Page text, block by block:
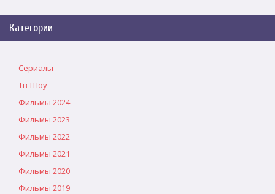
Категории
Сериалы
Тв-Шоу
Фильмы 2024
Фильмы 2023
Фильмы 2022
Фильмы 2021
Фильмы 2020
Фильмы 2019